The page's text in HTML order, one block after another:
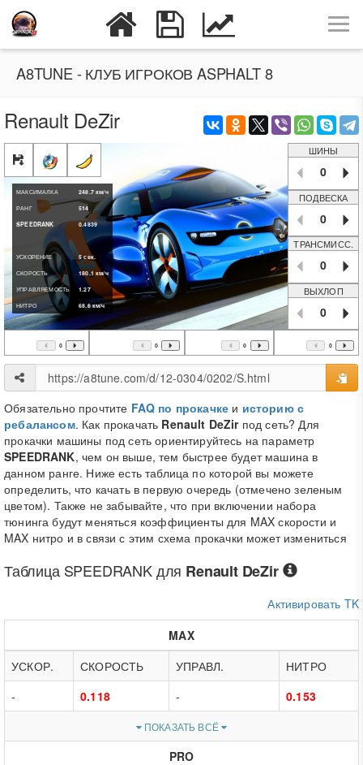
A8TUNE - КЛУБ ИГРОКОВ ASPHALT 8
Renault DeZir
МАКСИМАЛКА 248.7км/ч
РАНГ
514
SPEEDRANK
0.4839
УСКОРЕНИЕ 5сек.
СКОРОСТЬ
180.1 км/ч
УПРАВЛЯЕМОСТЬ
1.27
НИТРО
68.6км/ч
ШИНЫ
0
ПОДВЕСКА
0
ТРАНСМИСС.
0
ВЫХЛОП
0
0 0 0 0
Обязательно прочтите FAQ по прокачке и историю с
ребалансом. Как прокачать Renault DeZirпод сеть? Для
прокачки машины под сеть ориентируйтесь на параметр
SPEEDRANK, чем он выше, тем быстрее будет машина в
данном ранге. Ниже есть таблица по которой вы можете
определить, что качать в первую очередь (отмечено зеленым
цветом). Также не забывайте, что при включении набора
тюнинга будут меняться коэффициенты для MAX скорости и
MAX нитро и в связи с этим схема прокачки может измениться
Таблица SPEEDRANKдля Renault DeZir
Активировать TK
MAX
УСКОР.
СКОРОСТЬ УПРАВЛ.
НИТРО
-
0.118 - 0.153
ПОКАЗАТЬ ВСЁ
PRO